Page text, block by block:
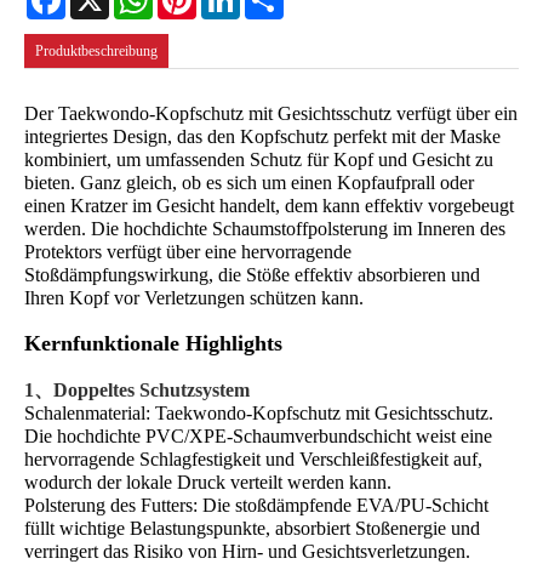
Produktbeschreibung
Der Taekwondo-Kopfschutz mit Gesichtsschutz verfügt über ein
integriertes Design, das den Kopfschutz perfekt mit der Maske
kombiniert, um umfassenden Schutz für Kopf und Gesicht zu
bieten. Ganz gleich, ob es sich um einen Kopfaufprall oder
einen Kratzer im Gesicht handelt, dem kann effektiv vorgebeugt
werden. Die hochdichte Schaumstoffpolsterung im Inneren des
Protektors verfügt über eine hervorragende
Stoßdämpfungswirkung, die Stöße effektiv absorbieren und
Ihren Kopf vor Verletzungen schützen kann.
Kernfunktionale Highlights
1、Doppeltes Schutzsystem
Schalenmaterial: Taekwondo-Kopfschutz mit Gesichtsschutz.
Die hochdichte PVC/XPE-Schaumverbundschicht weist eine
hervorragende Schlagfestigkeit und Verschleißfestigkeit auf,
wodurch der lokale Druck verteilt werden kann.
Polsterung des Futters: Die stoßdämpfende EVA/PU-Schicht
füllt wichtige Belastungspunkte, absorbiert Stoßenergie und
verringert das Risiko von Hirn- und Gesichtsverletzungen.